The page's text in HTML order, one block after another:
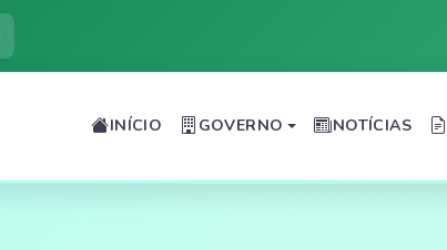
INÍCIO GOVERNO NOTÍCIAS